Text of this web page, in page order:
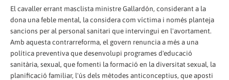
El cavaller errant masclista ministre Gallardón, considerant a la
dona una feble mental, la considera com víctima i només planteja
sancions per al personal sanitari que intervingui en l'avortament.
Amb aquesta contrarreforma, el govern renuncia a més a una
política preventiva que desenvolupi programes d'educació
sanitària, sexual, que fomenti la formació en la diversitat sexual, la
planificació familiar, l'ús dels mètodes anticonceptius, que aposti